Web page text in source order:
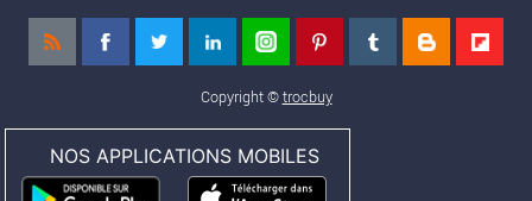
Copyright ©trocbuy
NOS APPLICATIONS MOBILES